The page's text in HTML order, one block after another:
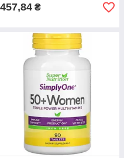
457,84 ₴